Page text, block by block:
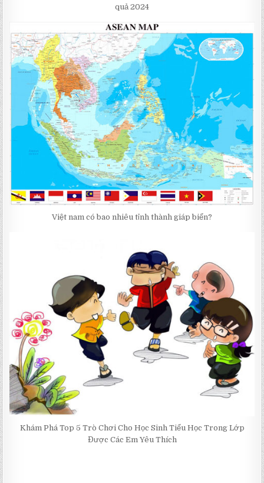
quả 2024
Việt nam có bao nhiêu tỉnh thành giáp biển?
Khám Phá Top 5 Trò Chơi Cho Học Sinh Tiểu Học Trong Lớp
Được Các Em Yêu Thích